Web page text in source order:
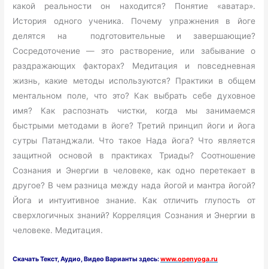
какой реальности он находится? Понятие «аватар».
История одного ученика. Почему упражнения в йоге
делятся на подготовительные и завершающие?
Сосредоточение — это растворение, или забывание о
раздражающих факторах? Медитация и повседневная
жизнь, какие методы используются? Практики в общем
ментальном поле, что это? Как выбрать себе духовное
имя? Как распознать чистки, когда мы занимаемся
быстрыми методами в йоге? Третий принцип йоги и йога
сутры Патанджали. Что такое Нада йога? Что является
защитной основой в практиках Триады? Соотношение
Сознания и Энергии в человеке, как одно перетекает в
другое? В чем разница между нада йогой и мантра йогой?
Йога и интуитивное знание. Как отличить глупость от
сверхлогичных знаний? Корреляция Сознания и Энергии в
человеке. Медитация.
СкачатьТекст,Аудио, Видео Варианты здесь:www.openyoga.ru